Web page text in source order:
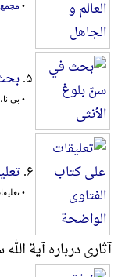
• مجمع
۵.
• بی نا،
۶.
•
آثاری درباره آیة